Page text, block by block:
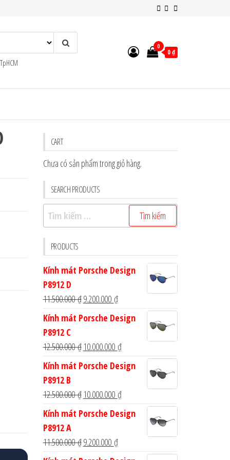
0
0 ₫
CART
Chưa có sản phẩm trong giỏ hàng.
SEARCH PRODUCTS
Tìm
kiếm
cho:
PRODUCTS
Kính mát Porsche Design
P8912 D
11.500.000₫Giá
gốc
11.500.000 ₫.
9.200.000 ₫Giá
hiện
là:
9.200.000 ₫.
Kính mát Porsche Design
P8912 C
12.500.000₫ Giá
gốc
12.500.000 ₫.
10.000.000 ₫Giá
hiện
tại
là:
10.000.000 ₫.
Kính mát Porsche Design
P8912 B
12.500.000₫ Giá
gốc
12.500.000 ₫.
10.000.000 ₫Giá
hiện
tại
10.000.000 ₫.
Kính mát Porsche Design
P8912 A
11.500.000₫Giá
gốc
9.200.000 ₫Giá
hiện